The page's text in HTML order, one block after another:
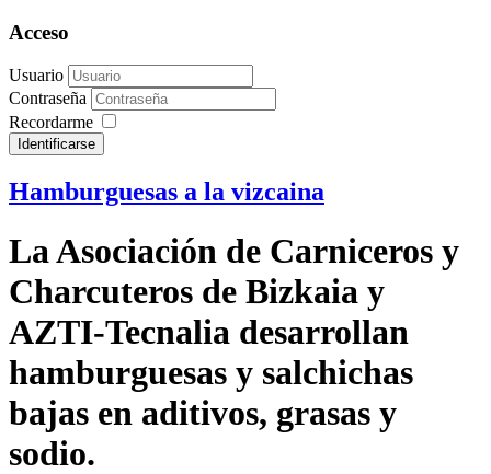
Acceso
Usuario
Contraseña
Recordarme
Identificarse
Hamburguesas a la vizcaina
La Asociación de Carniceros y
Charcuteros de Bizkaia y
AZTI-Tecnalia desarrollan
hamburguesas y salchichas
bajas en aditivos, grasas y
sodio.